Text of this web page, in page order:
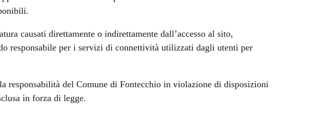
causati direttamente o indirettamente dall’accesso al sito,
responsabile per i servizi di connettività utilizzati dagli utenti per
responsabilità del Comune di Fontecchio in violazione di disposizioni
in forza di legge.